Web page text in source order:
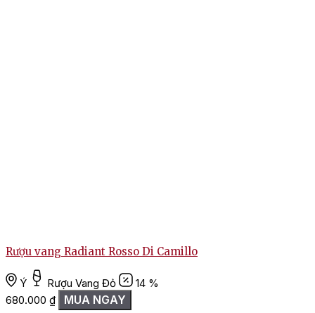
Rượu vang Radiant Rosso Di Camillo
Ý Rượu Vang Đỏ
14 %
680.000 ₫ MUA NGAY